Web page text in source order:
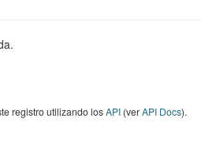
registro utilizando losAPI(verAPI Docs).